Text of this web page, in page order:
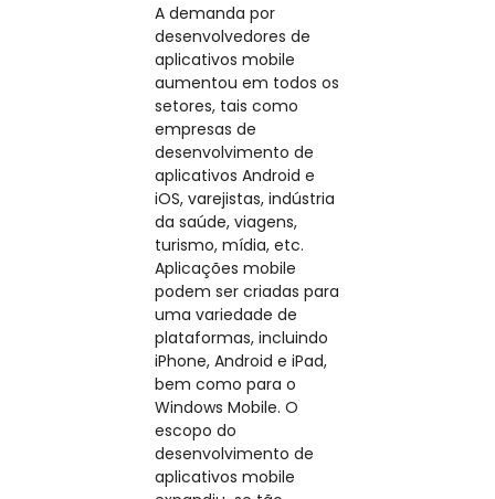
A demanda por
desenvolvedores de
aplicativos mobile
aumentou em todos os
setores, tais como
empresas de
desenvolvimento de
aplicativos Android e
iOS, varejistas, indústria
da saúde, viagens,
turismo, mídia, etc.
Aplicações mobile
podem ser criadas para
uma variedade de
plataformas, incluindo
iPhone, Android e iPad,
bem como para o
Windows Mobile. O
escopo do
desenvolvimento de
aplicativos mobile